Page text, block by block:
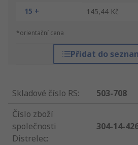
15 +
145,44 Kč
*orientační cena
Přidat do
Skladové číslo RS:
503-708
Číslo zboží
společnosti
Distrelec:
304-14-